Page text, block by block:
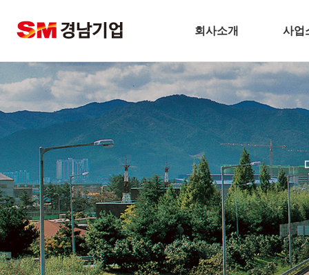
회사소개
기업개요
CEO 인사말
비전
주요연혁
경남기업 네트워크
안전보건방침
기술경영
환경경영
찾아오시는길
사업
주택
토
플
환
해
인테